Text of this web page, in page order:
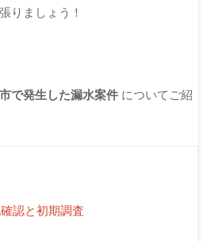
りましょう！
で発生した漏水案件 についてご紹
認と初期調査